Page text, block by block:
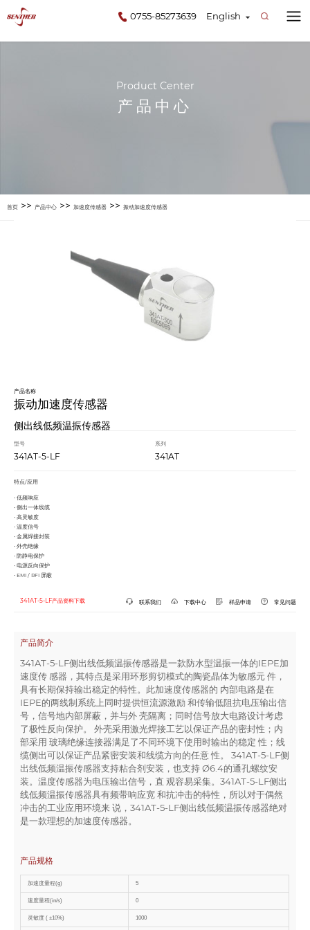
English
0755-85273639
Product Center
产品中心
首页 >> 产品中心 >> 加速度传感器 >> 振动加速度传感器
产品名称
振动加速度传感器
侧出线低频温振传感器
型号
341AT-5-LF
系列
341AT
特点/应用
• 低频响应
• 侧出一体线缆
• 高灵敏度
• 温度信号
• 金属焊接封装
• 外壳绝缘
• 防静电保护
• 电源反向保护
• EMI / RFI 屏蔽
341AT-5-LF产品资料下载 联系我们 下载中心 样品申请 常见问题
产品简介
341AT-5-LF侧出线低频温振传感器是一款防水型温振一体的IEPE加
速度传 感器，其特点是采用环形剪切模式的陶瓷晶体为敏感元 件，
具有长期保持输出稳定的特性。此加速度传感器的 内部电路是在
IEPE的两线制系统上同时提供恒流源激励 和传输低阻抗电压输出信
号，信号地内部屏蔽，并与外 壳隔离；同时信号放大电路设计考虑
了极性反向保护。 外壳采用激光焊接工艺以保证产品的密封性；内
部采用 玻璃绝缘连接器满足了不同环境下使用时输出的稳定 性；线
缆侧出可以保证产品紧密安装和线缆方向的任意 性。 341AT-5-LF侧
出线低频温振传感器支持粘合剂安装，也支持 Ø6.4的通孔螺纹安
装。温度传感器为电压输出信号，直 观容易采集。341AT-5-LF侧出
线低频温振传感器具有频带响应宽 和抗冲击的特性，所以对于偶然
冲击的工业应用环境来 说，341AT-5-LF侧出线低频温振传感器绝对
是一款理想的加速度传感器。
产品规格
加速度量程(g) 5
速度量程(in/s) 0
灵敏度 ( ±10%) 1000